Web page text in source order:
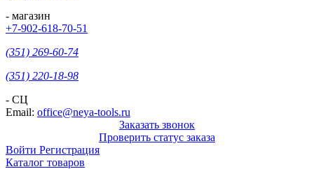
- магазин
+7-902-618-70-51
(351) 269-60-74
(351) 220-18-98
- СЦ
Email: office@neya-tools.ru
Заказать звонок
Проверить статус заказа
Войти Регистрация
Каталог товаров